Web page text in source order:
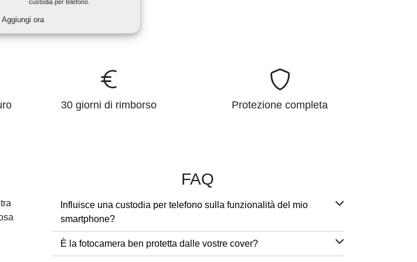
custodia per telefono.
Aggiungi ora
30 giorni di rimborso Protezione completa
FAQ
Influisce una custodia per telefono sulla funzionalità del mio
smartphone?
È la fotocamera ben protetta dalle vostre cover?